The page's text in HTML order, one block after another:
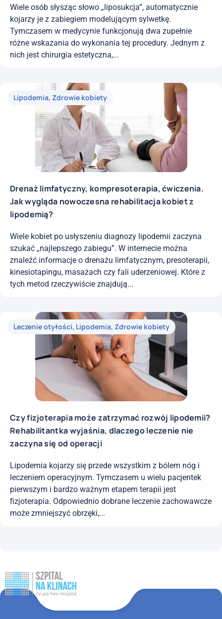
Wiele osób słysząc słowo „liposukcja”, automatycznie
kojarzy je z zabiegiem modelującym sylwetkę.
Tymczasem w medycynie funkcjonują dwa zupełnie
różne wskazania do wykonania tej procedury. Jednym z
nich jest chirurgia estetyczna,...
Lipodemia, Zdrowie kobiety
Drenaż limfatyczny, kompresoterapia, ćwiczenia.
Jak wygląda nowoczesna rehabilitacja kobiet z
lipodemią?
Wiele kobiet po usłyszeniu diagnozy lipodemii zaczyna
szukać „najlepszego zabiegu”. W internecie można
znaleźć informacje o drenażu limfatycznym, presoterapii,
kinesiotapingu, masażach czy fali uderzeniowej. Które z
tych metod rzeczywiście znajdują...
Leczenie otyłości, Lipodemia, Zdrowie kobiety
Czy fizjoterapia może zatrzymać rozwój lipodemii?
Rehabilitantka wyjaśnia, dlaczego leczenie nie
zaczyna się od operacji
Lipodemia kojarzy się przede wszystkim z bólem nóg i
leczeniem operacyjnym. Tymczasem u wielu pacjentek
pierwszym i bardzo ważnym etapem terapii jest
fizjoterapia. Odpowiednio dobrane leczenie zachowawcze
może zmniejszyć obrzęki,...